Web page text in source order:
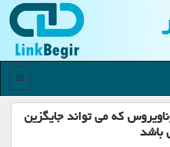
منو
كه می تواند جایگزین
باشد